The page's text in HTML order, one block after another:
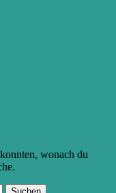
wonach du